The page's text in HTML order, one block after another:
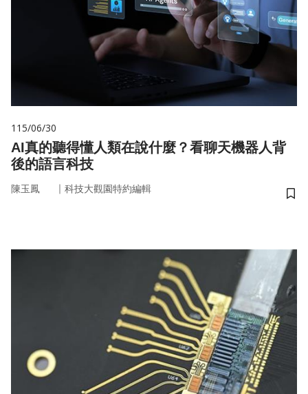
115/06/30
AI真的聽得懂人類在說什麼？看聊天機器人背
後的語言科技
陳玉鳳 ｜ 科技大觀園特約編輯
儲